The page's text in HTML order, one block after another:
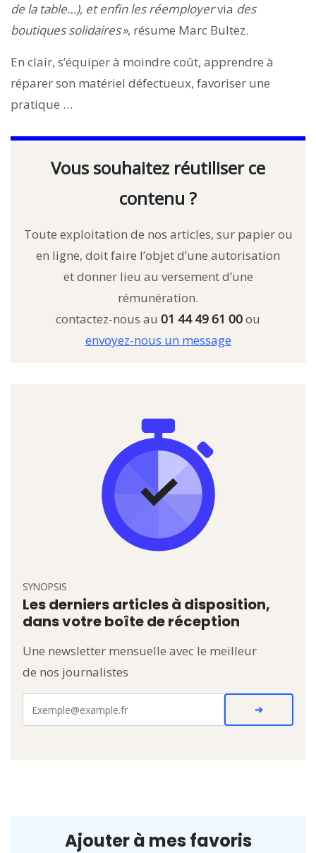
Ajouter à mes favoris
de la table…), et enfin les réemployervia des
boutiques solidaires », résume Marc Bultez.
En clair, s’équiper à moindre coût, apprendre à
réparer son matériel défectueux, favoriser une
pratique …
Vous souhaitez réutiliser ce
contenu ?
Toute exploitation de nos articles, sur papier ou
en ligne, doit faire l’objet d’une autorisation
et donner lieu au versement d’une
rémunération.
contactez-nous au 01 44 49 61 00ou
envoyez-nous un message
SYNOPSIS
Les derniers articles à disposition,
dans votre boîte de réception
Une newsletter mensuelle avec le meilleur
de nos journalistes